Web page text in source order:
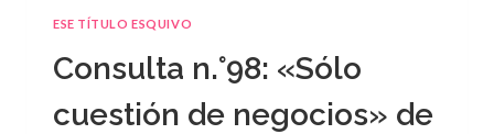
ESE TÍTULO ESQUIVO
Consulta n.°98: «Sólo
cuestión de negocios» de